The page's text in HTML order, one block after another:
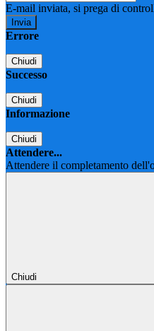
E-mail inviata, si prega di
Errore
Chiudi
Successo
Chiudi
Informazione
Chiudi
Attendere...
Attendere il completamento
Chiudi